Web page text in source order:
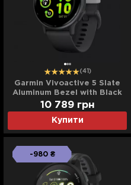
(41)
Garmin Vivoactive 5 Slate
Aluminum Bezel with Black
Case and Silicone Band
Купити
10 789 грн
-980 ₴